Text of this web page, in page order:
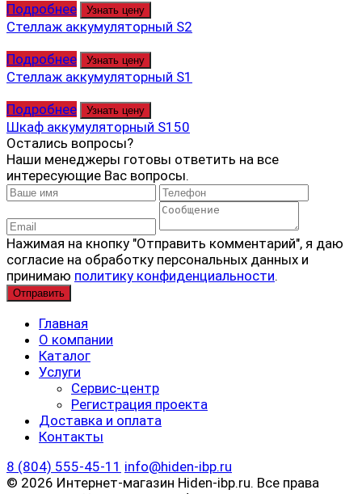
Подробнее
Узнать цену
Стеллаж аккумуляторный S2
Подробнее
Узнать цену
Стеллаж аккумуляторный S1
Подробнее
Узнать цену
Шкаф аккумуляторный S150
Остались вопросы?
Наши менеджеры готовы ответить на все
интересующие Вас вопросы.
Нажимая на кнопку "Отправить комментарий", я даю
согласие на обработку персональных данных и
принимаю политику конфиденциальности.
Главная
О компании
Каталог
Услуги
Сервис-центр
Регистрация проекта
Доставка и оплата
Контакты
8 (804) 555-45-11 info@hiden-ibp.ru
© 2026 Интернет-магазин Hiden-ibp.ru. Все права